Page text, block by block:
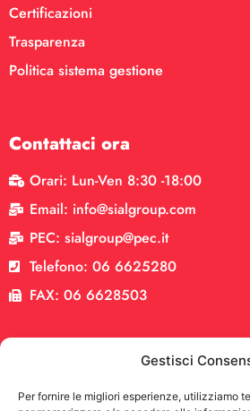
Gestisci
Per fornire le migliori esperienze, utilizziamo
Certificazioni
Trasparenza
Politica sistema gestione
Contattaci ora
Orari: Lun-Ven 8:30 -18:00
Email: info@sialgroup.com
PEC: sialgroup@pec.it
Telefono: 06 6625280
FAX: 06 6628503